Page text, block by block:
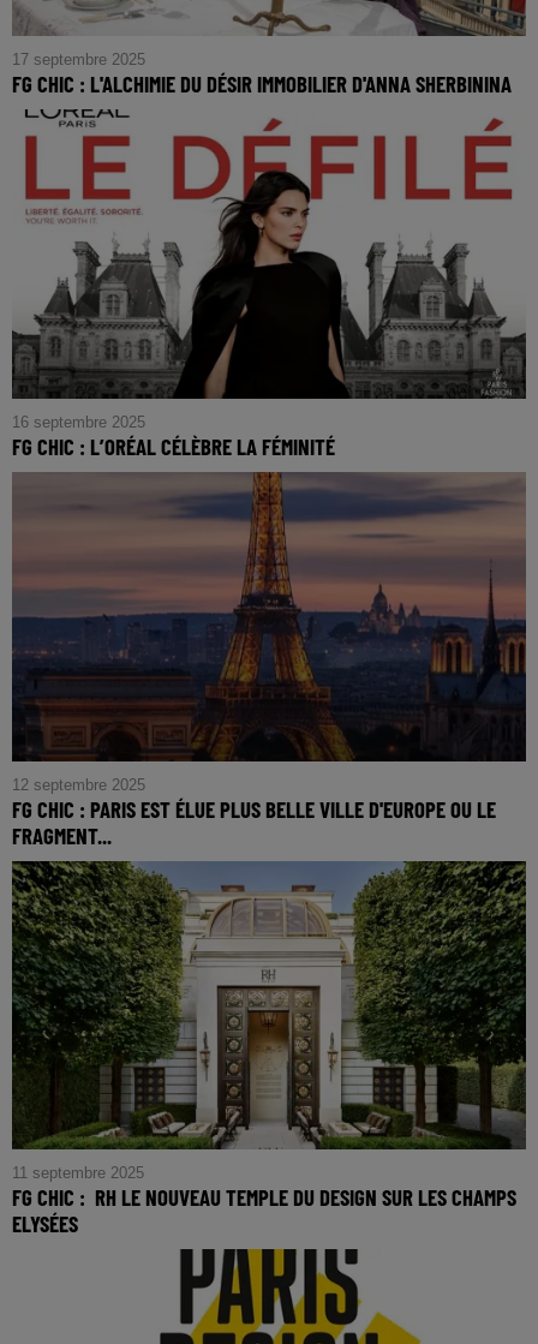
17 septembre 2025
FG CHIC : L'ALCHIMIE DU DÉSIR IMMOBILIER D'ANNA SHERBININA
FG CHIC : L'Alchimie du Désir Immobilier d'Anna
Sherbinina
16 septembre 2025
FG CHIC : L’ORÉAL CÉLÈBRE LA FÉMINITÉ
FG CHIC : L’Oréal célèbre la féminité
12 septembre 2025
FG CHIC : PARIS EST ÉLUE PLUS BELLE VILLE D'EUROPE OU LE
FRAGMENT...
FG CHIC : Paris est élue plus belle ville d'Europe ou le
fragment d’un discours amoureux
11 septembre 2025
FG CHIC : RH LE NOUVEAU TEMPLE DU DESIGN SUR LES CHAMPS
ELYSÉES
FG CHIC : RH le nouveau temple du design sur les